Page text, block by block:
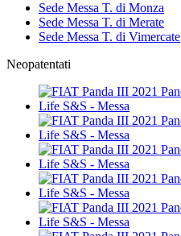
Sede Messa T. di Monza
Sede Messa T. di Merate
Sede Messa T. di Vimercate
Neopatentati